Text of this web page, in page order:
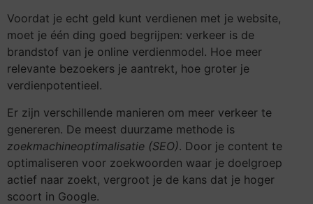
Voordat je echt geld kunt verdienen met je website,
moet je één ding goed begrijpen: verkeer is de
brandstof van je online verdienmodel. Hoe meer
relevante bezoekers je aantrekt, hoe groter je
verdienpotentieel.
Er zijn verschillende manieren om meer verkeer te
genereren. De meest duurzame methode is
zoekmachineoptimalisatie (SEO). Door je content te
optimaliseren voor zoekwoorden waar je doelgroep
actief naar zoekt, vergroot je de kans dat je hoger
scoort in Google.